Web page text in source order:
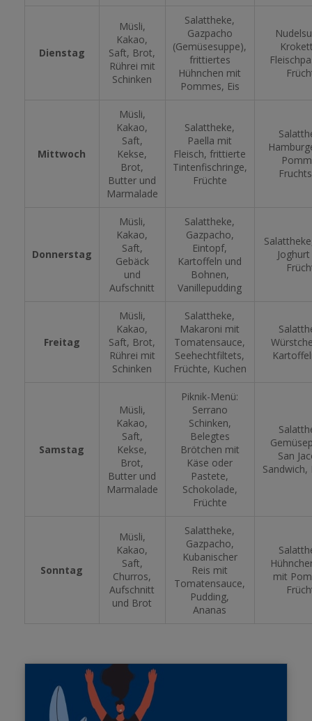
Dienstag
Müsli,
Kakao,
Saft, Brot,
Rührei mit
Schinken
Salattheke,
Gazpacho
(Gemüsesuppe),
frittiertes
Hühnchen mit
Pommes, Eis
Mittwoch
Müsli,
Kakao,
Saft,
Kekse,
Brot,
Butter und
Marmalade
Salattheke,
Paella mit
Fleisch, frittierte
Tintenfischringe,
Früchte
Donnerstag
Müsli,
Kakao,
Saft,
Gebäck
und
Aufschnitt
Salattheke,
Gazpacho,
Eintopf,
Kartoffeln und
Bohnen,
Vanillepudding
Freitag
Müsli,
Kakao,
Saft, Brot,
Rührei mit
Schinken
Salattheke,
Makaroni mit
Tomatensauce,
Seehechtfiltets,
Früchte, Kuchen
Samstag
Müsli,
Kakao,
Saft,
Kekse,
Brot,
Butter und
Marmalade
Piknik-Menü:
Serrano
Schinken,
Belegtes
Brötchen mit
Käse oder
Pastete,
Schokolade,
Früchte
San
Sandwich,
Sonntag
Müsli,
Kakao,
Saft,
Churros,
Aufschnitt
und Brot
Salattheke,
Gazpacho,
Kubanischer
Reis mit
Tomatensauce,
Pudding,
Ananas
mit